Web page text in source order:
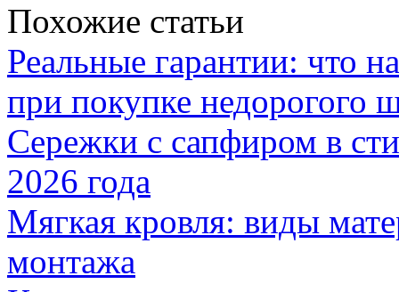
Похожие статьи
Реальные гарантии: что
при покупке недорогого
Сережки с сапфиром в
2026 года
Мягкая кровля: виды
монтажа